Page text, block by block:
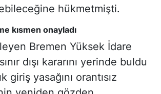
hükmetmişti.
kısmen onayladı
Bremen Yüksek İdare
dışı kararını yerinde buldu
giriş yasağını orantısız